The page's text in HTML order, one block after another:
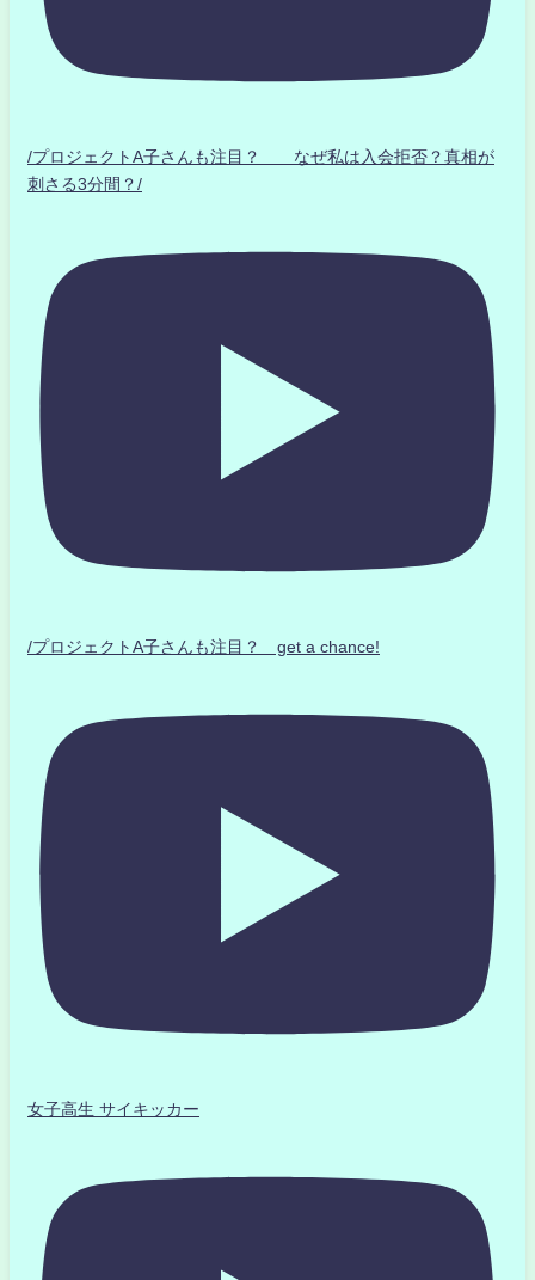
/プロジェクトA子さんも注目？ なぜ私は入会拒否？真相が
刺さる3分間？/
/プロジェクトA子さんも注目？ get a chance!
女子高生 サイキッカー